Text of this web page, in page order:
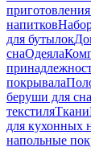
напитков
для бутылок
снаОдеяла
покрывала
беруши для сна
текстиляТкани
для кухонных
напольные